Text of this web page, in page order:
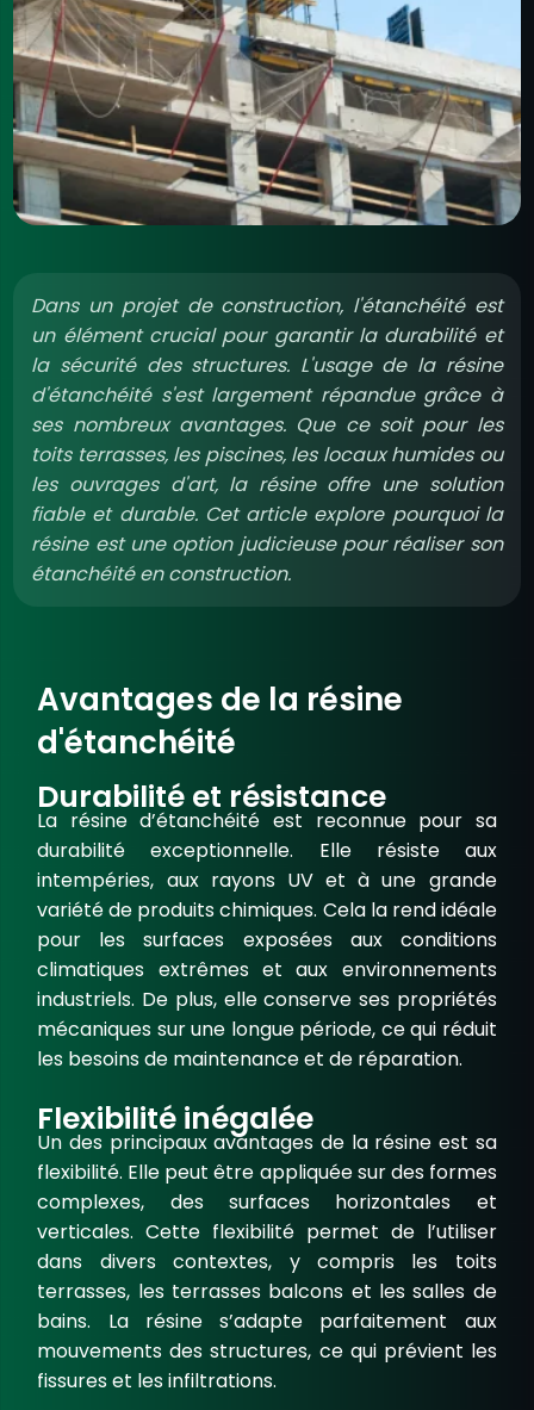
Dans un projet de construction, l'étanchéité est
un élément crucial pour garantir la durabilité et
la sécurité des structures. L'usage de la résine
d'étanchéité s'est largement répandue grâce à
ses nombreux avantages. Que ce soit pour les
toits terrasses, les piscines, les locaux humides ou
les ouvrages d'art, la résine offre une solution
fiable et durable. Cet article explore pourquoi la
résine est une option judicieuse pour réaliser son
étanchéité en construction.
Avantages de la résine
d'étanchéité
Durabilité et résistance
La résine d’étanchéité est reconnue pour sa
durabilité exceptionnelle. Elle résiste aux
intempéries, aux rayons UV et à une grande
variété de produits chimiques. Cela la rend idéale
pour les surfaces exposées aux conditions
climatiques extrêmes et aux environnements
industriels. De plus, elle conserve ses propriétés
mécaniques sur une longue période, ce qui réduit
les besoins de maintenance et de réparation.
Flexibilité inégalée
Un des principauxavantages de la résine est sa
flexibilité. Elle peut être appliquée sur des formes
complexes, des surfaces horizontales et
verticales. Cette flexibilité permet de l’utiliser
dans divers contextes, y compris les toits
terrasses, les terrasses balcons et lessalles de
bains. La résine s’adapte parfaitement aux
mouvements des structures, ce qui prévient les
fissures et les infiltrations.